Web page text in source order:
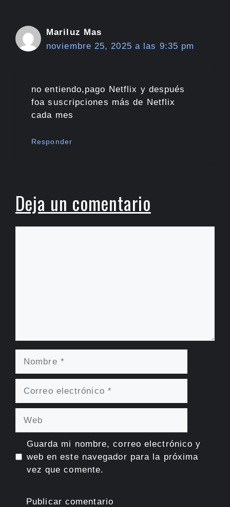
Mariluz Mas
noviembre 25, 2025 a las 9:35 pm
no entiendo,pago Netflix y después
foa suscripciones más de Netflix
cada mes
Responder
Deja un comentario
Guarda mi nombre, correo electrónico y
web en este navegador para la próxima
vez que comente.